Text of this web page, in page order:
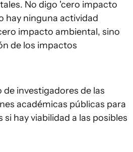
No digo 'cero impacto
hay ninguna actividad
impacto ambiental, sino
de los impactos
investigadores de las
académicas públicas para
si hay viabilidad a las posibles